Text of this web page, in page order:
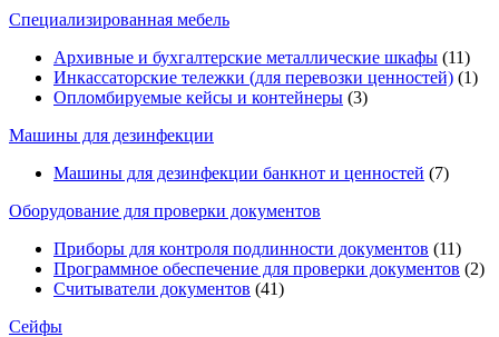
Специализированная мебель
Архивные и бухгалтерские металлические шкафы (11)
Инкассаторские тележки (для перевозки ценностей) (1)
Опломбируемые кейсы и контейнеры (3)
Машины для дезинфекции
Машины для дезинфекции банкнот и ценностей (7)
Оборудование для проверки документов
Приборы для контроля подлинности документов (11)
Программное обеспечение для проверки документов (2)
Считыватели документов (41)
Сейфы